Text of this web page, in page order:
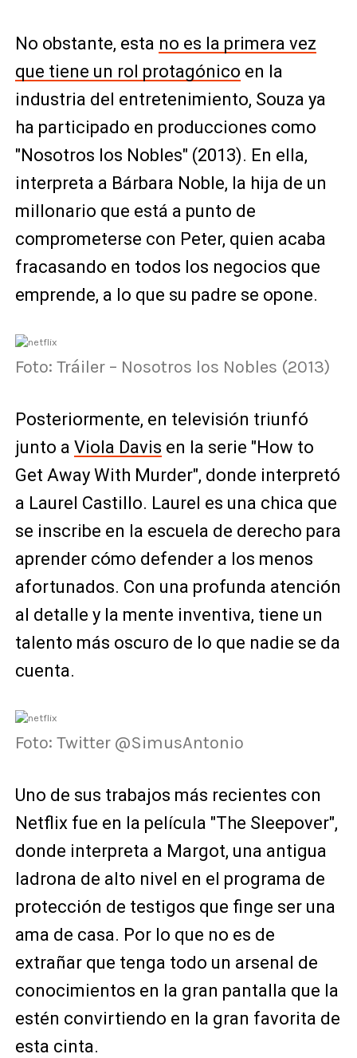
No obstante, esta no es la primera vez
que tiene un rol protagónico en la
industria del entretenimiento, Souza ya
ha participado en producciones como
"Nosotros los Nobles" (2013). En ella,
interpreta a Bárbara Noble, la hija de un
millonario que está a punto de
comprometerse con Peter, quien acaba
fracasando en todos los negocios que
emprende, a lo que su padre se opone.
Foto: Tráiler – Nosotros los Nobles (2013)
Posteriormente, en televisión triunfó
junto a Viola Davis en la serie "How to
Get Away With Murder", donde interpretó
a Laurel Castillo. Laurel es una chica que
se inscribe en la escuela de derecho para
aprender cómo defender a los menos
afortunados. Con una profunda atención
al detalle y la mente inventiva, tiene un
talento más oscuro de lo que nadie se da
cuenta.
Foto: Twitter @SimusAntonio
Uno de sus trabajos más recientes con
Netflix fue en la película "The Sleepover",
donde interpreta a Margot, una antigua
ladrona de alto nivel en el programa de
protección de testigos que finge ser una
ama de casa. Por lo que no es de
extrañar que tenga todo un arsenal de
conocimientos en la gran pantalla que la
estén convirtiendo en la gran favorita de
esta cinta.